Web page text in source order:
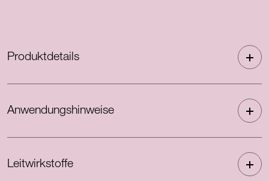
Produktdetails
Anwendungshinweise
Leitwirkstoffe